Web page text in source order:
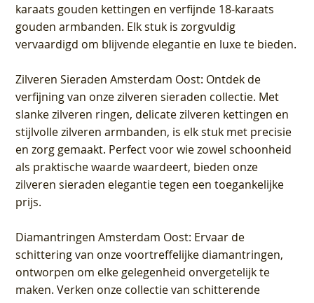
karaats gouden kettingen en verfijnde 18-karaats
gouden armbanden. Elk stuk is zorgvuldig
vervaardigd om blijvende elegantie en luxe te bieden.
Zilveren Sieraden Amsterdam Oost: Ontdek de
verfijning van onze zilveren sieraden collectie. Met
slanke zilveren ringen, delicate zilveren kettingen en
stijlvolle zilveren armbanden, is elk stuk met precisie
en zorg gemaakt. Perfect voor wie zowel schoonheid
als praktische waarde waardeert, bieden onze
zilveren sieraden elegantie tegen een toegankelijke
prijs.
Diamantringen Amsterdam Oost: Ervaar de
schittering van onze voortreffelijke diamantringen,
ontworpen om elke gelegenheid onvergetelijk te
maken. Verken onze collectie van schitterende